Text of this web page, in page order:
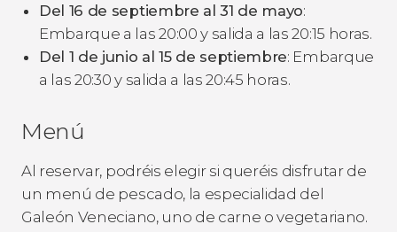
Del 16 de septiembre al 31 de mayo:
Embarque a las 20:00 y salida a las 20:15 horas.
Del 1 de junio al 15 de septiembre: Embarque
a las 20:30 y salida a las 20:45 horas.
Menú
Al reservar, podréis elegir si queréis disfrutar de
un menú de pescado, la especialidad del
Galeón Veneciano, uno de carne o vegetariano.